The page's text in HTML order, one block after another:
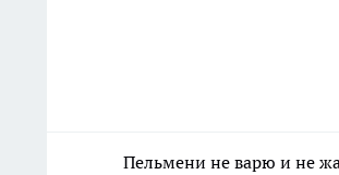
Пельмени не варю и не